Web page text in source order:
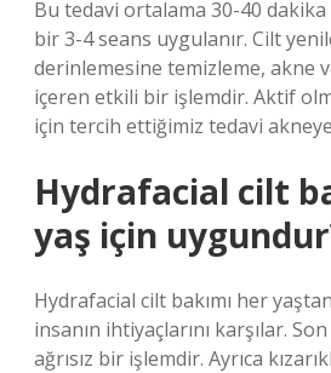
Bu tedavi ortalama 30-40
bir 3-4 seans uygulanır. Cilt
derinlemesine temizleme, akne
içeren etkili bir işlemdir. Aktif
için tercih ettiğimiz tedavi
Hydrafacial cilt
yaş için
Hydrafacial cilt bakımı her
insanın ihtiyaçlarını karşılar.
ağrısız bir işlemdir. Ayrıca